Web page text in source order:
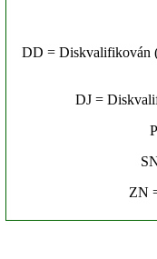
DD = Diskvalifikován
DJ =
ZN